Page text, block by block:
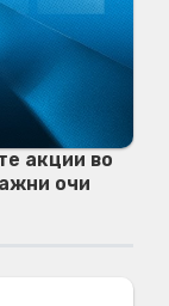
акции во
очи